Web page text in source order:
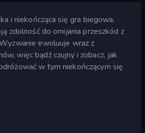
i niekończąca się gra biegowa,
zdolność do omijania przeszkód z
ewoluuje wraz z
więc bądź czujny i zobacz, jak
w tym niekończącym się